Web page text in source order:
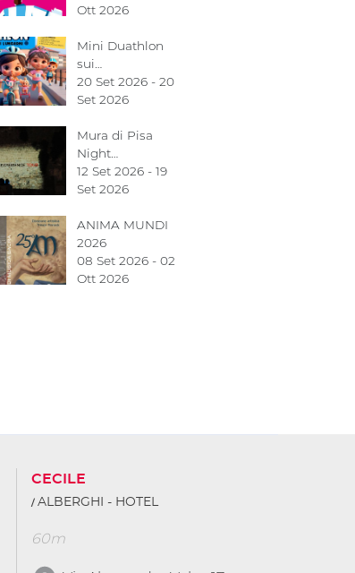
Ott 2026
Mini Duathlon
sui…
20 Set 2026 - 20
Set 2026
Mura di Pisa
Night…
12 Set 2026 - 19
Set 2026
ANIMA MUNDI
2026
08 Set 2026 - 02
Ott 2026
CECILE
ALBERGHI - HOTEL
60m